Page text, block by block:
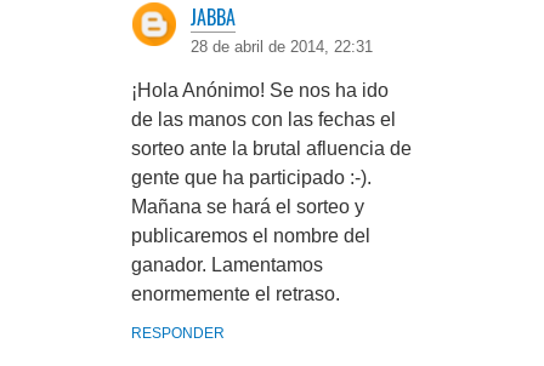
JABBA
28 de abril de 2014, 22:31
¡Hola Anónimo! Se nos ha ido
de las manos con las fechas el
sorteo ante la brutal afluencia de
gente que ha participado :-).
Mañana se hará el sorteo y
publicaremos el nombre del
ganador. Lamentamos
enormemente el retraso.
RESPONDER